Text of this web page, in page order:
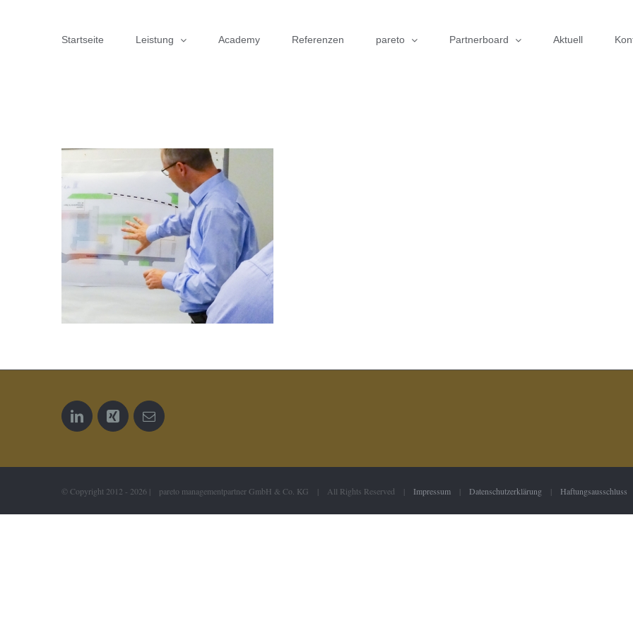
Startseite Leistung Academy Referenzen pareto Partnerboard Aktuell
© Copyright 2012 - 2026 | pareto managementpartner GmbH & Co. KG | All Rights Reserved | Impressum | Datenschutzerklärung | Haftungsausschluss